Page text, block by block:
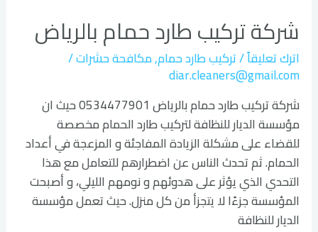
شركة تركيب طارد حمام بالرياض
اترك تعليقاً/تركيب طارد حمام,مكافحة حشرات/
diar.cleaners@gmail.com
شركة تركيب طارد حمام بالرياض 0534477901 حيث ان
مؤسسة الديار للنظافة لتركيب طارد الحمام مخصصة
للقضاء على مشكلة الزيادة المفاجئة و المزعجة في أعداد
الحمام. ثم تحدث الناس عن اضطرارهم للتعامل مع هذا
التحدي الذي يؤثر على هدوئهم و نومهم الليلي، و أصبحت
المؤسسة جزءًا لا يتجزأ من كل منزل. حيث تعمل مؤسسة
الديار للنظافة
طارد
حمام
بالرياض